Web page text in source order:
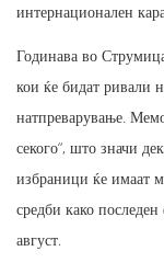
интернационален
Годинава во
кои ќе бидат ривали
натпреварување.
секого“, што значи
избраници ќе имаат
средби како
август.